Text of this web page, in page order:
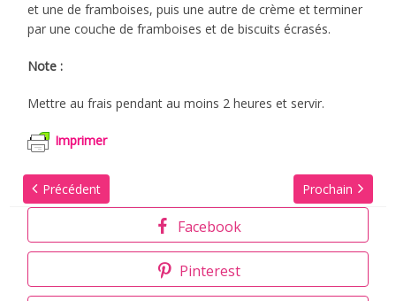
et une de framboises, puis une autre de crème et terminer
par une couche de framboises et de biscuits écrasés.
Note :
Mettre au frais pendant au moins 2 heures et servir.
Imprimer
Précédent Prochain
Facebook
Pinterest